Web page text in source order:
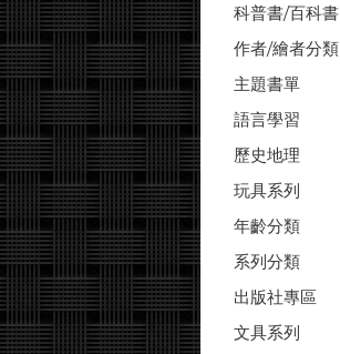
科普書/百科書
作者/繪者分類
主題書單
語言學習
歷史地理
玩具系列
年齡分類
系列分類
出版社專區
文具系列